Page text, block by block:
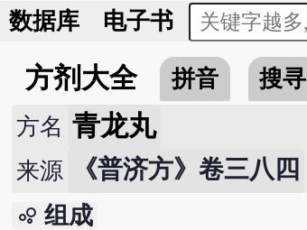
数据库 电子书
方剂大全 拼音 搜寻
方名 青龙丸
来源 《普济方》卷三八四
bubble_chart 组成